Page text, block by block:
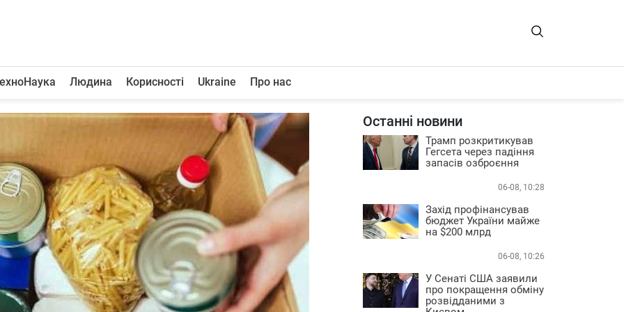
Людина Корисності Ukraine Про нас
Останні новини
Трамп розкритикував
Гегсета через падіння
запасів озброєння
06-08, 10:28
Захід профінансував
бюджет України майже
на $200 млрд
06-08, 10:26
У Сенаті США заявили
про покращення обміну
розвідданими з